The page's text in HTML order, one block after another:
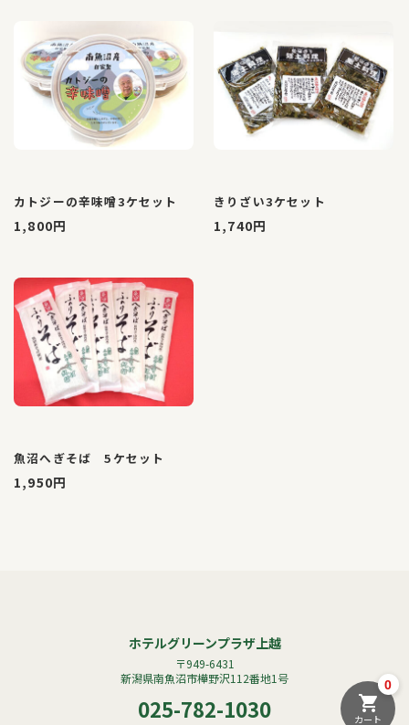
カトジーの辛味噌3ケセット
1,800円
きりざい3ケセット
1,740円
魚沼へぎそば 5ケセット
1,950円
カート
0
ホテルグリーンプラザ上越
〒949-6431
新潟県南魚沼市樺野沢112番地1号
025-782-1030